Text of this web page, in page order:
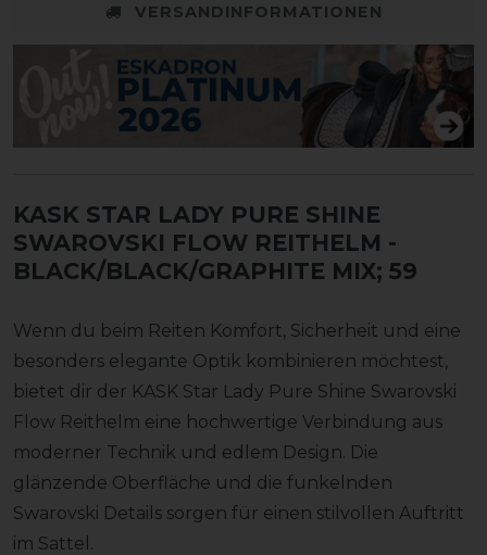
VERSANDINFORMATIONEN
KASK STAR LADY PURE SHINE
SWAROVSKI FLOW REITHELM -
BLACK/BLACK/GRAPHITE MIX; 59
Wenn du beim Reiten Komfort, Sicherheit und eine
besonders elegante Optik kombinieren möchtest,
bietet dir der KASK Star Lady Pure Shine Swarovski
Flow Reithelm eine hochwertige Verbindung aus
moderner Technik und edlem Design. Die
glänzende Oberfläche und die funkelnden
Swarovski Details sorgen für einen stilvollen Auftritt
im Sattel.